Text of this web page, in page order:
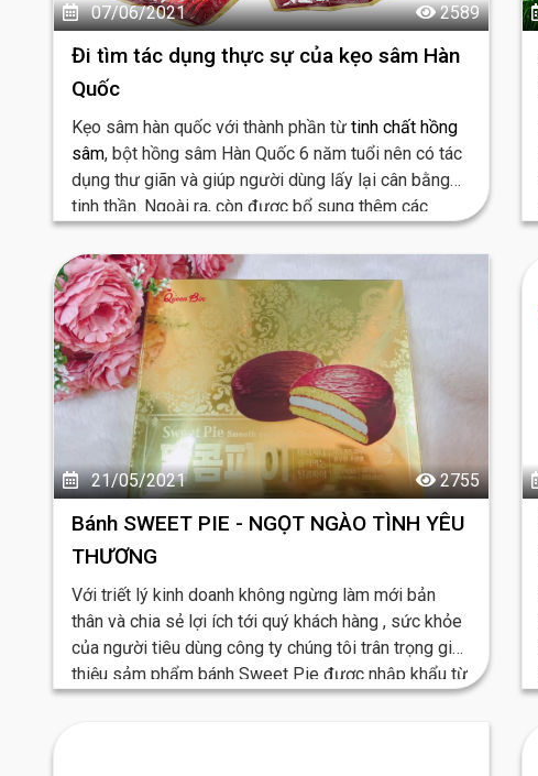
07/06/2021 2589
Đi tìm tác dụng thực sự của kẹo sâm Hàn
Quốc
Kẹo sâm hàn quốc với thành phần từ tinh chất hồng
sâm, bột hồng sâm Hàn Quốc 6 năm tuổi nên có tác
dụng thư giãn và giúp người dùng lấy lại cân bằng
tinh thần. Ngoài ra, còn được bổ sung thêm các
thành phần thảo dược tự nhiên khác...
21/05/2021 2755
Bánh SWEET PIE - NGỌT NGÀO TÌNH YÊU
THƯƠNG
Với triết lý kinh doanh không ngừng làm mới bản
thân và chia sẻ lợi ích tới quý khách hàng , sức khỏe
của người tiêu dùng công ty chúng tôi trân trọng giới
thiệu sảm phẩm bánh Sweet Pie được nhập khẩu từ
đất nước Hàn Quốc phát triển và xinh đẹp ...